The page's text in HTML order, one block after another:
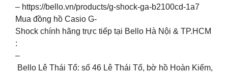
– https://bello.vn/products/g-shock-ga-b2100cd-1a7
Mua đồng hồ Casio G-
Shock chính hãng trực tiếp tại Bello Hà Nội & TP.HCM
:
–
Bello Lê Thái Tổ: số 46 Lê Thái Tổ, bờ hồ Hoàn Kiếm,